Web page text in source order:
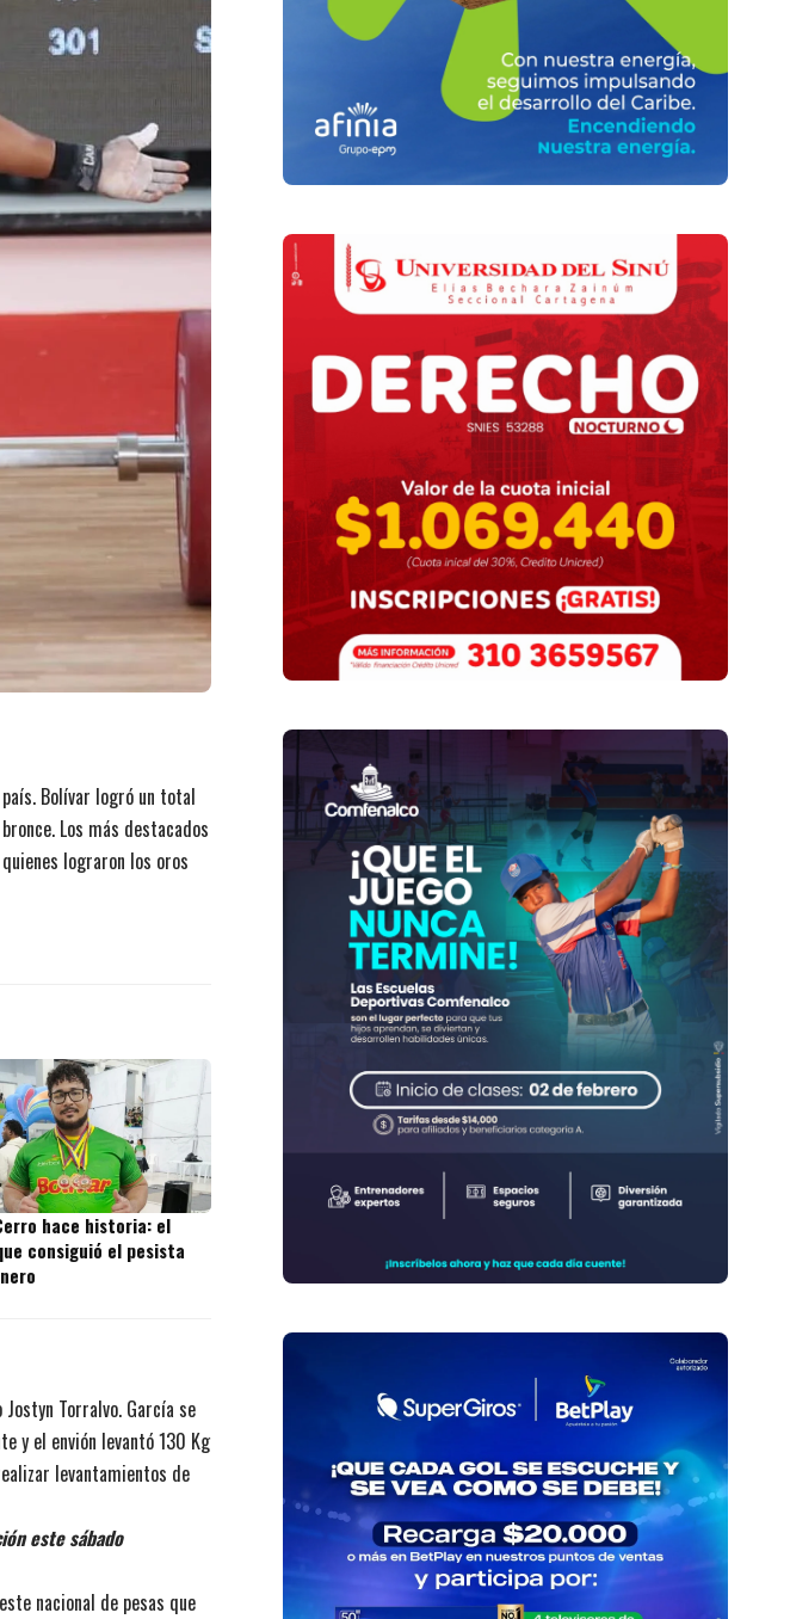
Bolívar logró un total
Los más destacados
lograron los oros
hace historia: el
consiguió el pesista
Torralvo. García se
y el envión levantó 130 Kg
levantamientos de
este sábado
nacional de pesas que